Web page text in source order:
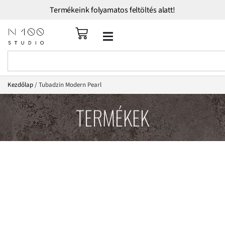
Termékeink folyamatos feltöltés alatt!
Kezdőlap/ Tubadzin Modern Pearl
TERMÉKEK